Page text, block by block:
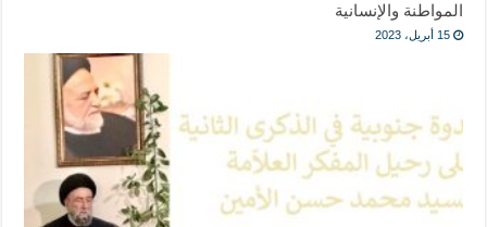
المواطنة والإنسانية
15 أبريل، 2023